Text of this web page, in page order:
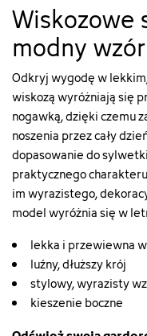
Wiskozowe
modny wzór
Odkryj wygodę w
wiskozą wyróżniają się
nogawką, dzięki czemu
noszenia przez cały
dopasowanie do
praktycznego
im wyrazistego,
model wyróżnia się w
lekka i przewiewna
luźny, dłuższy krój
stylowy, wyrazisty
kieszenie boczne